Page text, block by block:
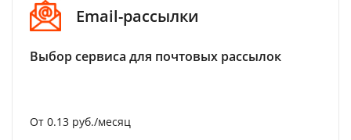
Email-рассылки
Выбор сервиса для почтовых рассылок
От 0.13 руб./месяц